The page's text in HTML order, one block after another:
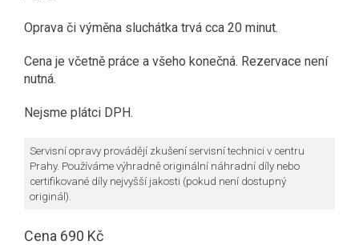
Oprava či výměna sluchátka trvá cca 20 minut.
Cena je včetně práce a všeho konečná. Rezervace není
nutná.
Nejsme plátci DPH.
Servisní opravy provádějí zkušení servisní technici v centru
Prahy. Používáme výhradně originální náhradní díly nebo
certifikované díly nejvyšší jakosti (pokud není dostupný
originál).
Cena 690 Kč